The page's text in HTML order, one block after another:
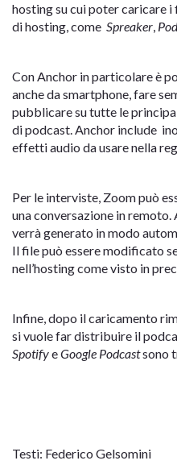
hosting su cui poter caricare
di hosting, come Spreaker,
Con Anchor in particolare è
anche da smartphone, fare
pubblicare su tutte le
di podcast. Anchor include
effetti audio da usare nella
Per le interviste, Zoom può
una conversazione in
verrà generato in modo
Il file può essere modificato
nell’hosting come visto in
Infine, dopo il caricamento
si vuole far distribuire il
SpotifyeGoogle Podcastsono
Testi: Federico Gelsomini